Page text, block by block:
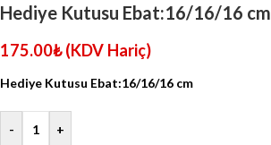
Hediye Kutusu Ebat:16/16/16 cm
175.00₺ (KDV Hariç)
Hediye Kutusu Ebat:16/16/16 cm
- +